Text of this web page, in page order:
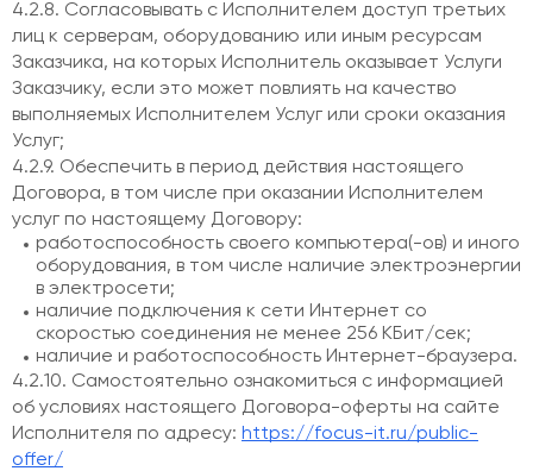
4.2.8. Согласовывать с Исполнителем доступ третьих
лиц к серверам, оборудованию или иным ресурсам
Заказчика, на которых Исполнитель оказывает Услуги
Заказчику, если это может повлиять на качество
выполняемых Исполнителем Услуг или сроки оказания
Услуг;
4.2.9. Обеспечить в период действия настоящего
Договора, в том числе при оказании Исполнителем
услуг по настоящему Договору:
работоспособность своего компьютера(-ов) и иного
оборудования, в том числе наличие электроэнергии
в электросети;
наличие подключения к сети Интернет со
скоростью соединения не менее 256 КБит/сек;
наличие и работоспособность Интернет-браузера.
4.2.10. Самостоятельно ознакомиться с информацией
об условиях настоящего Договора-оферты на сайте
Исполнителя по адресу: https://focus-it.ru/public-
offer/